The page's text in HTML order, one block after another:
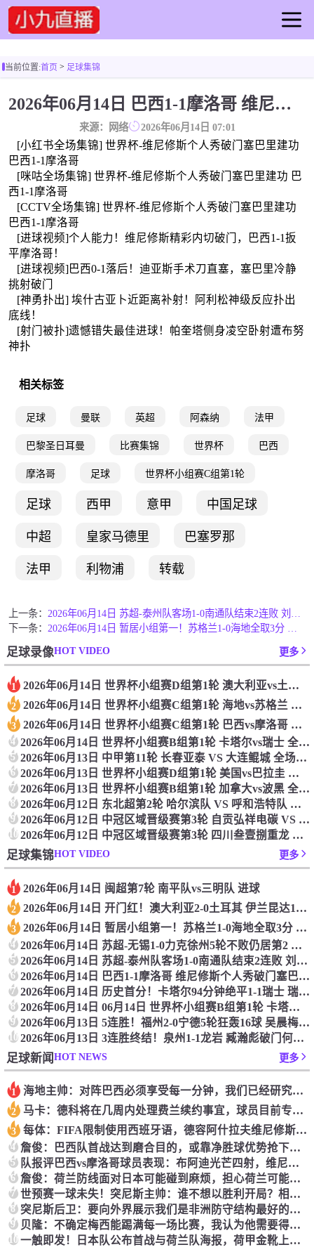
足球直播
篮球直播
足球录像
足球集锦
篮球集锦
足球新闻
篮球新闻
当前位置:首页> 足球集锦
2026年06月14日 巴西1-1摩洛哥 维尼修斯个人秀破门塞巴里建功迪亚斯手术刀助攻
来源：网络 2026年06月14日 07:01
[小红书全场集锦] 世界杯-维尼修斯个人秀破门塞巴里建功
巴西1-1摩洛哥
[咪咕全场集锦] 世界杯-维尼修斯个人秀破门塞巴里建功 巴
西1-1摩洛哥
[CCTV全场集锦] 世界杯-维尼修斯个人秀破门塞巴里建功
巴西1-1摩洛哥
[进球视频]个人能力！维尼修斯精彩内切破门，巴西1-1扳
平摩洛哥！
[进球视频]巴西0-1落后！迪亚斯手术刀直塞，塞巴里冷静
挑射破门
[神勇扑出] 埃什古亚卜近距离补射！阿利松神级反应扑出
底线！
[射门被扑]遗憾错失最佳进球！帕奎塔侧身凌空卧射遭布努
神扑
相关标签
足球 曼联 英超 阿森纳 法甲
巴黎圣日耳曼 比赛集锦 世界杯 巴西
摩洛哥 足球 世界杯小组赛C组第1轮
足球 西甲 意甲 中国足球
中超 皇家马德里 巴塞罗那
法甲 利物浦 转载
上一条：
下一条：
足球录像HOT VIDEO 更多
1 2026年06月14日 世界杯小组赛D组第1轮 澳大利亚vs土耳其 全场录像
2 2026年06月14日 世界杯小组赛C组第1轮 海地vs苏格兰 全场录像
3 2026年06月14日 世界杯小组赛C组第1轮 巴西vs摩洛哥 全场录像
4 2026年06月14日 世界杯小组赛B组第1轮 卡塔尔vs瑞士 全场录像
5 2026年06月13日 中甲第11轮 长春亚泰 VS 大连鲲城 全场录像
6 2026年06月13日 世界杯小组赛D组第1轮 美国vs巴拉圭 全场录像
7 2026年06月13日 世界杯小组赛B组第1轮 加拿大vs波黑 全场录像
8 2026年06月12日 东北超第2轮 哈尔滨队 VS 呼和浩特队 全场录像
9 2026年06月12日 中冠区域晋级赛第3轮 自贡弘祥电碳 VS 云南爨合 全场录像
10 2026年06月12日 中冠区域晋级赛第3轮 四川叁壹捌重龙 VS 重庆瀚达 全场录像
足球集锦HOT VIDEO 更多
1 2026年06月14日 闽超第7轮 南平队vs三明队 进球
2 2026年06月14日 开门红！澳大利亚2-0土耳其 伊兰昆达1V3个人秀 土耳其狂轰30脚
3 2026年06月14日 暂居小组第一！苏格兰1-0海地全取3分 麦金破门麦克托米奈中柱
4 2026年06月14日 苏超-无锡1-0力克徐州5轮不败仍居第2 卢则灵制胜徐州近4轮仅1胜
5 2026年06月14日 苏超-泰州队客场1-0南通队结束2连败 刘俊伯助攻吴硕涛打进制胜球
6 2026年06月14日 巴西1-1摩洛哥 维尼修斯个人秀破门塞巴里建功迪亚斯手术刀助攻
7 2026年06月14日 历史首分！卡塔尔94分钟绝平1-1瑞士 瑞士全场屡失良机恩博洛点射
8 2026年06月14日 06月14日 世界杯小组赛B组第1轮 卡塔尔vs瑞士 进球视频
9 2026年06月13日 5连胜！福州2-0宁德5轮狂轰16球 吴晨梅开二度+造点宁德两连败
10 2026年06月13日 3连胜终结！泉州1-1龙岩 臧瀚彪破门何跃南扳平龙岩2轮不胜
足球新闻HOT NEWS 更多
1 海地主帅：对阵巴西必须享受每一分钟，我们已经研究了对手
2 马卡：德科将在几周内处理费兰续约事宜，球员目前专注于世界杯
3 每体：FIFA限制使用西班牙语，德容阿什拉夫维尼修斯均受影响
4 詹俊：巴西队首战达到磨合目的，或靠净胜球优势抢下小组第一
5 队报评巴西vs摩洛哥球员表现：布阿迪光芒四射，维尼修斯独力挽尊
6 詹俊：荷兰防线面对日本可能碰到麻烦，担心荷兰可能被日本爆冷
7 世预赛一球未失！突尼斯主帅：谁不想以胜利开局？相信我们能出线
8 突尼斯后卫：要向外界展示我们是非洲防守结构最好的球队
9 贝隆：不确定梅西能踢满每一场比赛，我认为他需要得到帮助
10 一触即发！日本队公布首战与荷兰队海报，荷甲金靴上田绮世出镜